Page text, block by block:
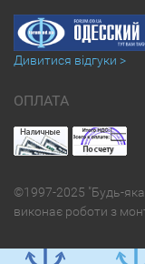
Дивитися відгуки >
ОПЛАТА
©1997-2025 "Будь-
виконає роботи з